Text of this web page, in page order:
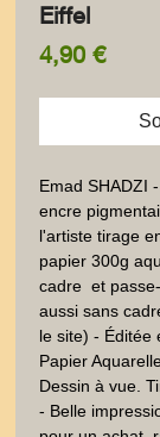
Eiffel
4,90 €Preis
Emad SHADZI
encre
l'artiste tirage
papier 300g
cadre  et
aussi sans
le site) - Éditée
Papier
Dessin à vue.
- Belle